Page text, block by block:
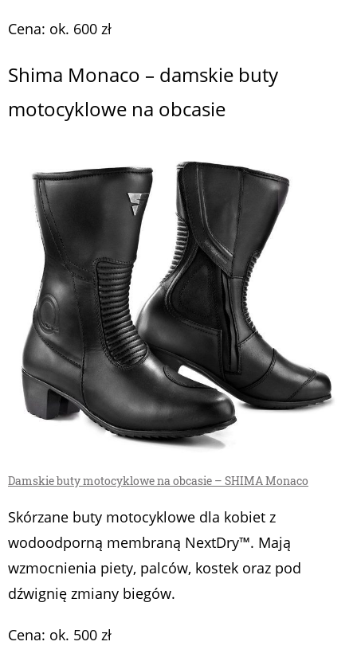
Cena: ok. 600 zł
Shima Monaco – damskie buty
motocyklowe na obcasie
Damskie buty motocyklowe na obcasie – SHIMA Monaco
Skórzane buty motocyklowe dla kobiet z
wodoodporną membraną NextDry™. Mają
wzmocnienia piety, palców, kostek oraz pod
dźwignię zmiany biegów.
Cena: ok. 500 zł